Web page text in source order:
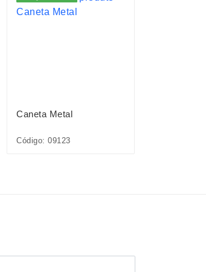
Caneta Metal
Código: 09123